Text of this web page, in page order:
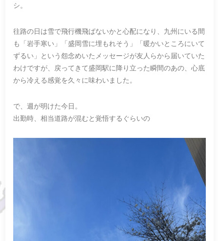
シ。
往路の日は雪で飛行機飛ばないかと心配になり、九州にいる間
も「岩手寒い」「盛岡雪に埋もれそう」「暖かいところにいて
ずるい」という怨念めいたメッセージが友人らから届いていた
わけですが、戻ってきて盛岡駅に降り立った瞬間のあの、心底
から冷える感覚を久々に味わいました。
で、週が明けた今日。
出勤時、相当道路が混むと覚悟するぐらいの